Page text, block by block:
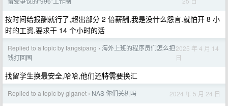
按时间给报酬就行了,超出部分 2 倍薪酬,我是没什么怨言.就怕开 8 小
时的工资,要求干 14 个小时的活
Replied to a topic by tangsipang › 海外上班的程序员们怎么把
钱打回国
2025 年 4 月 14
日
找留学生换最安全,哈哈,他们还特需要换汇
Replied to a topic by giganet › NAS 你们关机吗 2024 年 5 月 24 日